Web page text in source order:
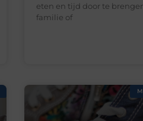
eten en tijd door te
familie of